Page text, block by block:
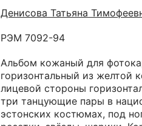
Денисова Татьяна
РЭМ 7092-94
Альбом кожаный для
горизонтальный из желтой
лицевой стороны
три танцующие пары в
эстонских костюмах, под